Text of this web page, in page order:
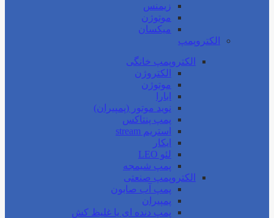
زیمنس
موتوژن
میکسان
الکتروپمپ
الکتروپمپ خانگی
الکتروژن
موتوژن
ابارا
نوید موتور (پمپیران)
پمپ پنتاکس
استریم stream
ایکار
لئو LEO
پمپ شیمجه
الکتروپمپ صنعتی
پمپ آب صابون
پمپیران
پمپ دنده ای یا غلیظ کش